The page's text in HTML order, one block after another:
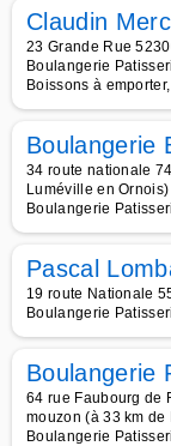
Claudin
23 Grande Rue
Boulangerie
Boissons à
Boulangerie
34 route nationale
Luméville en Ornois)
Boulangerie
Pascal
19 route Nationale
Boulangerie
Boulangerie
64 rue Faubourg de
mouzon (à 33 km
Boulangerie